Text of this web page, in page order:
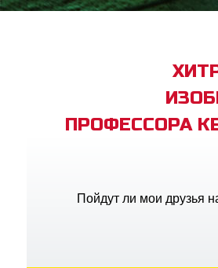
ПРОФЕССОРА
Пойдут ли мои друзья